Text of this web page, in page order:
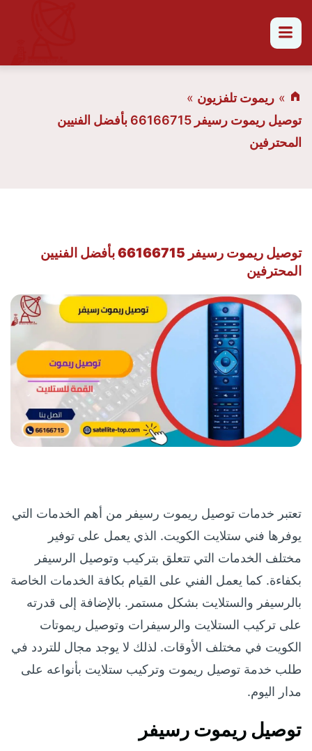
ريموت تلفزيون
توصيل ريموت رسيفر 66166715 بأفضل الفنيين
المحترفين
توصيل ريموت رسيفر 66166715 بأفضل الفنيين
المحترفين
تعتبر خدمات توصيل ريموت رسيفر من أهم الخدمات التي
يوفرها فني ستلايت الكويت. الذي يعمل على توفير
مختلف الخدمات التي تتعلق بتركيب وتوصيل الرسيفر
بكفاءة. كما يعمل الفني على القيام بكافة الخدمات الخاصة
بالرسيفر والستلايت بشكل مستمر. بالإضافة إلى قدرته
على تركيب الستلايت والرسيفرات وتوصيل ريموتات
الكويت في مختلف الأوقات. لذلك لا يوجد مجال للتردد في
طلب خدمة توصيل ريموت وتركيب ستلايت بأنواعه على
مدار اليوم.
توصيل ريموت رسيفر